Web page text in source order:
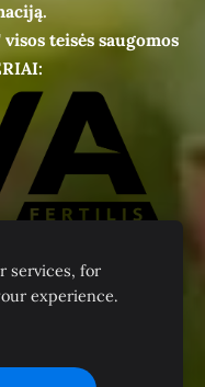
teisės saugomos
services, for
experience.